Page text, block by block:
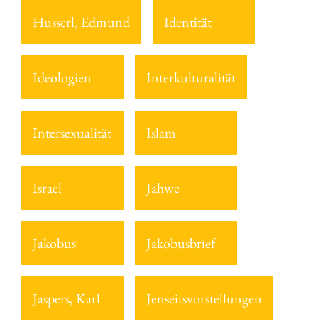
Husserl, Edmund Identität
Ideologien Interkulturalität
Intersexualität Islam
Israel Jahwe
Jakobus Jakobusbrief
Jaspers, Karl Jenseitsvorstellungen